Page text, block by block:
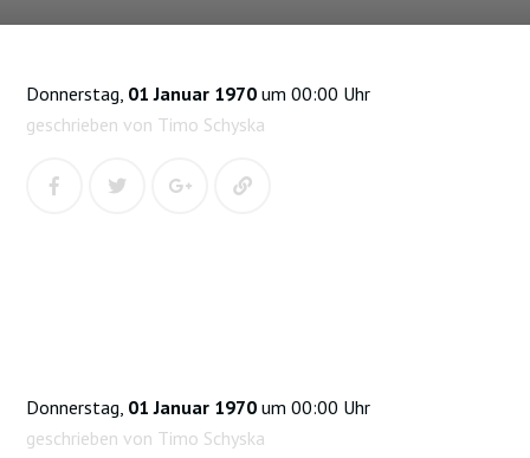
Donnerstag, 01 Januar 1970 um 00:00 Uhr
geschrieben von Timo Schyska
Donnerstag, 01 Januar 1970 um 00:00 Uhr
geschrieben von Timo Schyska